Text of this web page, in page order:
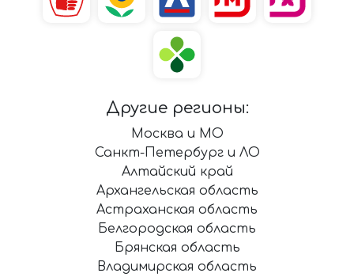
Другие регионы:
Москва и МО
Санкт-Петербург и ЛО
Алтайский край
Архангельская область
Астраханская область
Белгородская область
Брянская область
Владимирская область